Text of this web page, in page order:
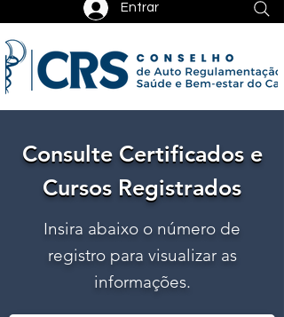
Entrar
Consulte Certificados e
Cursos Registrados
Consulte Certificados e
Cursos Registrados
Insira abaixo o número de
registro para visualizar as
informações.